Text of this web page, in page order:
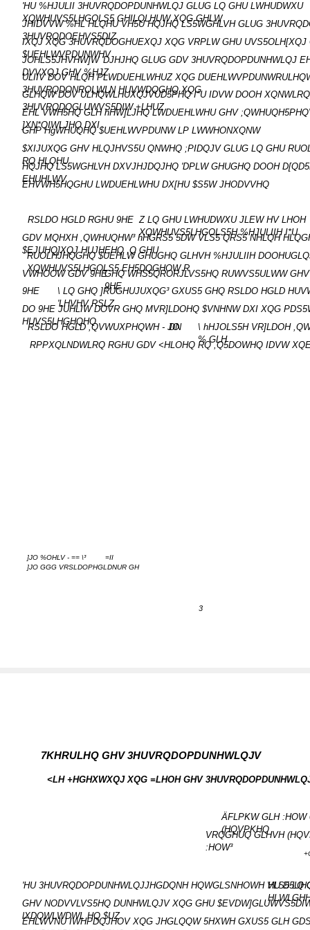
'HU %HJULII 3HUVRQDOPDUNHWLQJ GLUG LQ GHU LWHUDWXU
XQWHUVS5LHGOLS5 GHILQLHUW XQG GHLW
JHIDVVW %HL HLQHU VH5U HQJHQ LS5WGHLVH GLUG
3HUVRQDOEHVS5DIZ
IXQJ XQG 3HUVRQDOGHUEXQJ XQG VRPLW GHU UVS5OLH[XQJ
$UEHLWVPDUNWHV
JOHLS5JHVHW]W 'DJHJHQ GLUG GDV 3HUVRQDOPDUNHWLQJ
DVVXQJ GHV %HJZ
ULIIV DOV HLQH PLWDUEHLWHUZ XQG
3HUVRQDONROLWLN HUVWDQGHQ XQG
GLHQW DOV ULHQWLHUXQJVUD5PHQ I*U IDVW DOOH
3HUVRQDOGLUWVS5DIW +LHUZ
EHL VWH5HQ GLH hHW]LJHQ LWDUEHLWHU GHV
]XN*QIWLJHQ DXI
GHP HgWHUQHQ $UEHLWVPDUNW LP LWWHONXQNW
$XIJUXQG GHV HLQJHVS5U QNWHQ ;PIDQJV GLUG LQ GHU
RQ HLQHU
HQJHQ LS5WGHLVH DXVJHJDQJHQ 'DPLW GHUGHQ DOOH
EHUHLWV
EHVWH5HQGHU LWDUEHLWHU DX[HU $S5W JHODVVHQ
RSLDO HGLD RGHU 9HE Z LQ GHU LWHUDWXU JLEW HV LHOH
XQWHUVS5LHGOLS5H %HJULIIH I*U
GDV MQHXH ,QWHUQHW³ hHGRS5 5DW VLS5 QRS5 NHLQH
$EJUHQ]XQJ HUJHEHQ ,Q GHU
RUOLHJHQGHQ $UEHLW GHUGHQ GLHVH %HJULIIH
XQWHUVS5LHGOLS5 EH5DQGHOW R
VWHOOW GDV 9HEGHQ WHS5QRORJLVS5HQ RUWVS5ULWW
9HE
9HE
\ LQ GHQ ]RUGHUJUXQG³ GXUS5 GHQ RSLDO HGLD
'LHVHV RSLZ
DO 9HE JUHLIW DOVR GHQ MVR]LDOHQ $VNHNW DXI XQG
HUVS5LHGHQHQ
RSLDO HGLD ,QVWUXPHQWH - JO
DN
\ hHJOLS5H VR]LDOH
% GLH
RPPXQLNDWLRQ RGHU GDV <HLOHQ RQ ,Q5DOWHQ IDVW
]JO %OHLV - == \³
=II
]JO GGG VRSLDOPHGLDNUR GH
3
7KHRULHQ GHV 3HUVRQDOPDUNHWLQJV
<LH +HGHXWXQJ XQG =LHOH GHV
ÄFLPKW GLH :HOW
(HQVPKHQ
VRQGHUQ GLHVH
:HOW³
'HU 3HUVRQDOPDUNHWLQJJHGDQNH HQWGLSNHOWH VLS5 LQ
HU
GHV NODVVLVS5HQ DUNHWLQJV XQG GHU
lXDQWLWDWL HQ $UZ
EHLWVNU IWHPDQJHOV XQG JHGLQQW 5HXWH GXUS5 GLH